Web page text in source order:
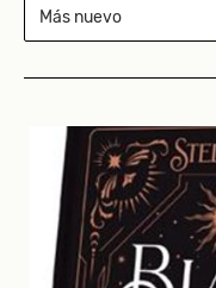
Más nuevo